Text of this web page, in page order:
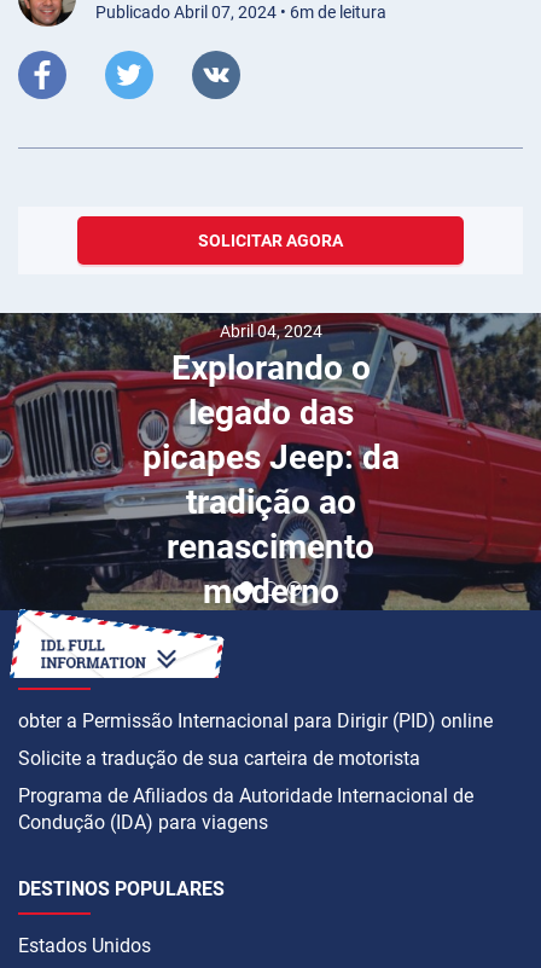
Publicado Abril 07, 2024 • 6m de leitura
SOLICITAR AGORA
Abril 04, 2024
Explorando o
legado das
picapes Jeep: da
tradição ao
renascimento
moderno
COMO
obter a Permissão Internacional para Dirigir (PID) online
Solicite a tradução de sua carteira de motorista
Programa de Afiliados da Autoridade Internacional de
Condução (IDA) para viagens
DESTINOS POPULARES
Estados Unidos